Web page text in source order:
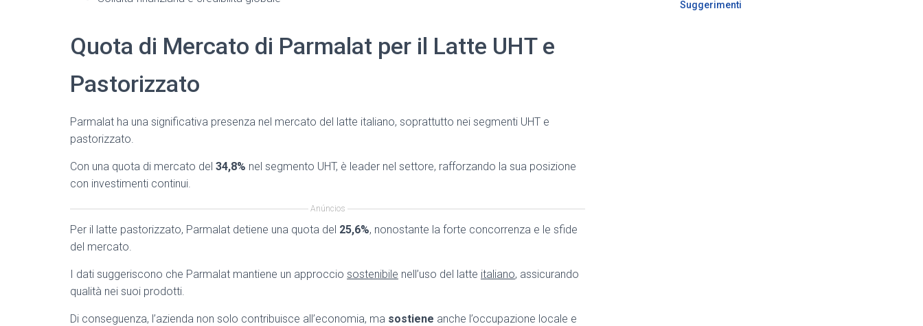
Quota di Mercato di Parmalat per il Latte UHT e
Pastorizzato
Parmalat ha una significativa presenza nel mercato del latte italiano, soprattutto nei segmenti UHT e
pastorizzato.
Con una quota di mercato del 34,8% nel segmento UHT, è leader nel settore, rafforzando la sua posizione
con investimenti continui.
Anúncios
Per il latte pastorizzato, Parmalat detiene una quota del 25,6%, nonostante la forte concorrenza e le sfide
del mercato.
I dati suggeriscono che Parmalat mantiene un approccio sostenibile nell’uso del latte italiano, assicurando
qualità nei suoi prodotti.
Di conseguenza, l’azienda non solo contribuisce all’economia, ma sostiene anche l’occupazione locale e
Suggerimenti